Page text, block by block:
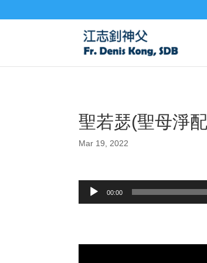
聖若瑟(聖母淨
Mar 19, 2022
Audio
00:00